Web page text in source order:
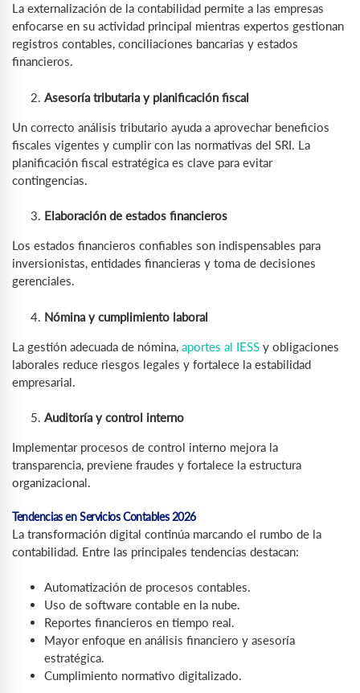
La externalización de la contabilidad permite a las empresas
enfocarse en su actividad principal mientras expertos gestionan
registros contables, conciliaciones bancarias y estados
financieros.
Asesoría tributaria y planificación fiscal
Un correcto análisis tributario ayuda a aprovechar beneficios
fiscales vigentes y cumplir con las normativas del SRI. La
planificación fiscal estratégica es clave para evitar
contingencias.
Elaboración de estados financieros
Los estados financieros confiables son indispensables para
inversionistas, entidades financieras y toma de decisiones
gerenciales.
Nómina y cumplimiento laboral
La gestión adecuada de nómina, aportes al IESS y obligaciones
laborales reduce riesgos legales y fortalece la estabilidad
empresarial.
Auditoría y control interno
Implementar procesos de control interno mejora la
transparencia, previene fraudes y fortalece la estructura
organizacional.
Tendencias en Servicios Contables 2026
La transformación digital continúa marcando el rumbo de la
contabilidad. Entre las principales tendencias destacan:
Automatización de procesos contables.
Uso de software contable en la nube.
Reportes financieros en tiempo real.
Mayor enfoque en análisis financiero y asesoría
estratégica.
Cumplimiento normativo digitalizado.